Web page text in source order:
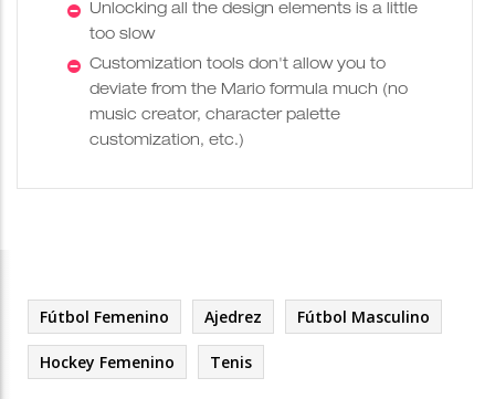
Unlocking all the design elements is a little
too slow
Customization tools don't allow you to
deviate from the Mario formula much (no
music creator, character palette
customization, etc.)
Fútbol Femenino Ajedrez Fútbol Masculino
Hockey Femenino Tenis